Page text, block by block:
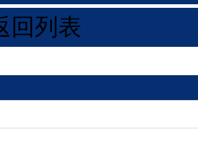
回列表